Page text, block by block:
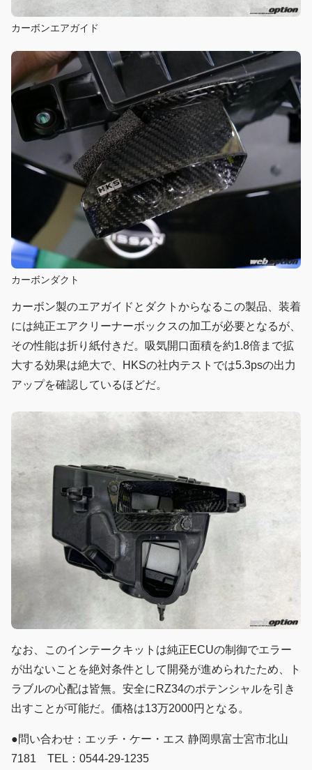
カーボンエアガイド
カーボンダクト
カーボン製のエアガイドとダクトからなるこの製品、装着
には純正エアクリーナーボックスの加工が必要となるが、
その性能は折り紙付きだ。吸気開口面積を約1.8倍まで拡
大する効果は絶大で、HKSの社内テストでは5.3psの出力
アップを確認しているほどだ。
なお、このインテークキットは純正ECUの制御でエラー
が出ないことを絶対条件として開発が進められたため、ト
ラブルの心配は皆無。安全にRZ34のポテンシャルを引き
出すことが可能だ。価格は13万2000円となる。
●問い合わせ：エッチ・ケー・エス 静岡県富士宮市北山
7181 TEL：0544-29-1235